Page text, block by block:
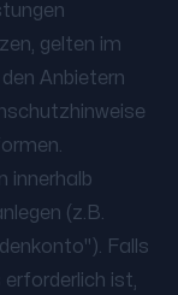
gelten im
Anbietern
innerhalb
(z.B.
Falls
ist,